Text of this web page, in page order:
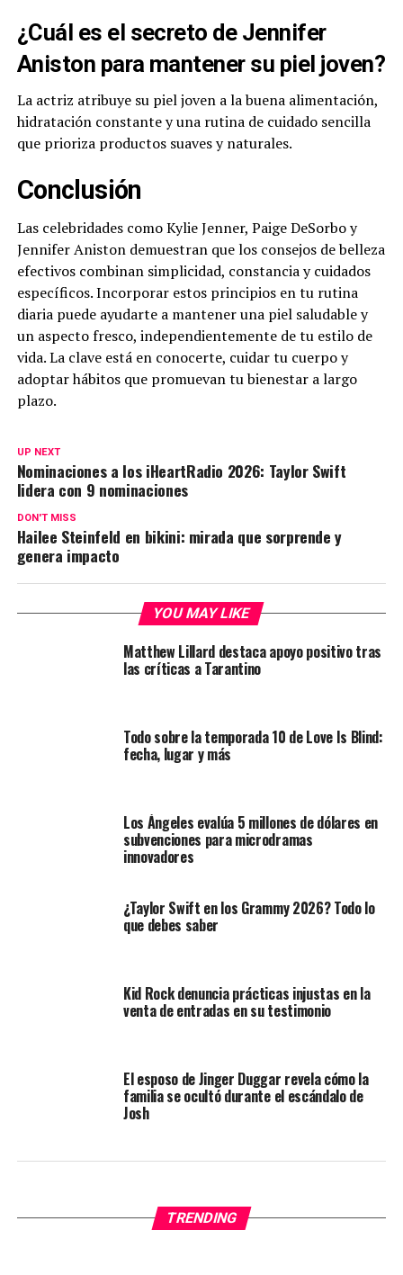
¿Cuál es el secreto de Jennifer
Aniston para mantener su piel joven?
La actriz atribuye su piel joven a la buena alimentación,
hidratación constante y una rutina de cuidado sencilla
que prioriza productos suaves y naturales.
Conclusión
Las celebridades como Kylie Jenner, Paige DeSorbo y
Jennifer Aniston demuestran que los consejos de belleza
efectivos combinan simplicidad, constancia y cuidados
específicos. Incorporar estos principios en tu rutina
diaria puede ayudarte a mantener una piel saludable y
un aspecto fresco, independientemente de tu estilo de
vida. La clave está en conocerte, cuidar tu cuerpo y
adoptar hábitos que promuevan tu bienestar a largo
plazo.
UP NEXT
Nominaciones a los iHeartRadio 2026: Taylor Swift
lidera con 9 nominaciones
DON'T MISS
Hailee Steinfeld en bikini: mirada que sorprende y
genera impacto
YOU MAY LIKE
Matthew Lillard destaca apoyo positivo tras
las críticas a Tarantino
Todo sobre la temporada 10 de Love Is Blind:
fecha, lugar y más
Los Ángeles evalúa 5 millones de dólares en
subvenciones para microdramas
innovadores
¿Taylor Swift en los Grammy 2026? Todo lo
que debes saber
Kid Rock denuncia prácticas injustas en la
venta de entradas en su testimonio
El esposo de Jinger Duggar revela cómo la
familia se ocultó durante el escándalo de
Josh
TRENDING